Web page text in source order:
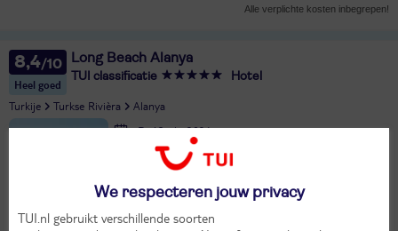
Alle verplichte kosten inbegrepen!
8,4
Heel goed
Long Beach Alanya
TUI classificatie Hotel
Turkije Turkse Rivièra Alanya
26°
Di 13 okt 2026
8 dagen (7 nachten)
Vanaf Amsterdam
Bekijk alle vertrekluchthavens
We respecteren jouw privacy
TUI.nl gebruikt verschillende soorten